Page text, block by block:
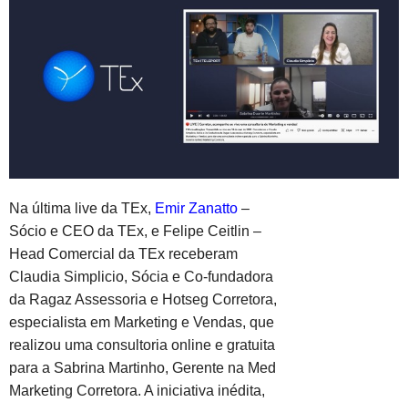
Na última live da TEx, Emir Zanatto –
Sócio e CEO da TEx, e Felipe Ceitlin –
Head Comercial da TEx receberam
Claudia Simplicio, Sócia e Co-fundadora
da Ragaz Assessoria e Hotseg Corretora,
especialista em Marketing e Vendas, que
realizou uma consultoria online e gratuita
para a Sabrina Martinho, Gerente na Med
Marketing Corretora. A iniciativa inédita,